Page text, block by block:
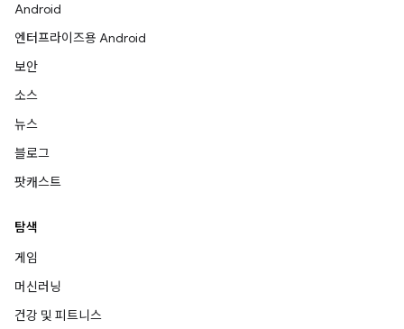
Android
엔터프라이즈용 Android
보안
소스
뉴스
블로그
팟캐스트
탐색
게임
머신러닝
건강 및 피트니스